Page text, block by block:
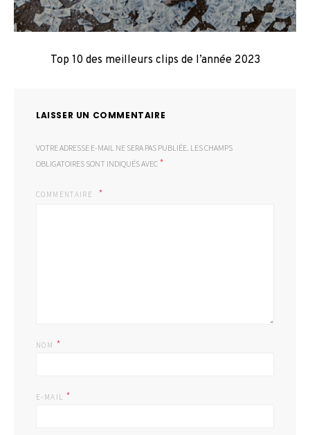
Top 10 des meilleurs clips de l’année 2023
LAISSER UN COMMENTAIRE
VOTRE ADRESSE E-MAIL NE SERA PAS PUBLIÉE. LES CHAMPS
OBLIGATOIRES SONT INDIQUÉS AVEC *
COMMENTAIRE
NOM *
E-MAIL *